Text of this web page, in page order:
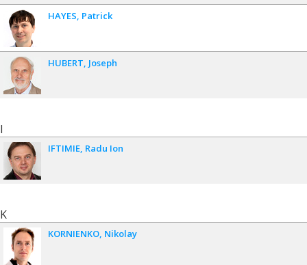
HAYES Patrick
HUBERT Joseph
I
IFTIMIE Radu Ion
K
KORNIENKO Nikolay